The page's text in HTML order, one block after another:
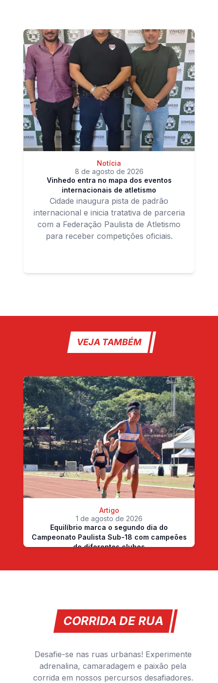
Notícia
8 de agosto de 2026
Vinhedo entra no mapa dos eventos
internacionais de atletismo
Cidade inaugura pista de padrão
internacional e inicia tratativa de parceria
com a Federação Paulista de Atletismo
para receber competições oficiais.
VEJA TAMBÉM
Artigo
1 de agosto de 2026
Equilíbrio marca o segundo dia do
Campeonato Paulista Sub-18 com campeões
de diferentes clubes
CORRIDA DE RUA
Desafie-se nas ruas urbanas! Experimente
adrenalina, camaradagem e paixão pela
corrida em nossos percursos desafiadores.